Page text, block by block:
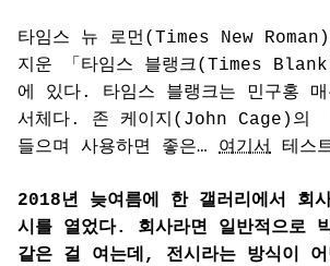
타임스 뉴 로먼(Times New
지운 「타임스 블랭크(Times
에 있다. 타임스 블랭크는 민구홍 매
서체다. 존 케이지(John Cage)의
들으며 사용하면 좋은… 여기서 테스
2018년 늦여름에 한 갤러리에서 회
시를 열었다. 회사라면 일반적으로
같은 걸 여는데, 전시라는 방식이 어